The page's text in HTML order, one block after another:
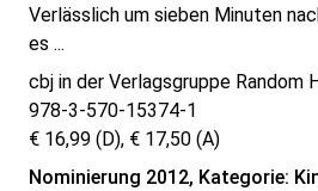
Verlässlich um sieben Minuten
es ...
cbj in der Verlagsgruppe Random
978-3-570-15374-1
€ 16,99 (D), € 17,50 (A)
Nominierung 2012, Kategorie: